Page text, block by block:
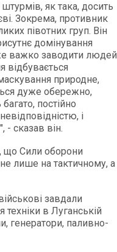
як така, досить
Зокрема, противник
півотних груп. Він
домінування
важко заводити людей
відбувається
природне,
дуже обережно,
постійно
і
- сказав він.
що Сили оборони
лише на тактичному, а
завдали
в Луганській
генератори, паливно-